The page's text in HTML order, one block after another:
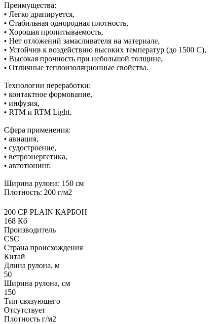
Преимущества:
• Легко драпируется,
• Стабильная однородная плотность,
• Хорошая пропитываемость,
• Нет отложений замасливателя на материале,
• Устойчив к воздействию высоких температур (до 1500 С),
• Высокая прочность при небольшой толщине,
• Отличные теплоизоляционные свойства.
Технологии переработки:
• контактное формование,
• инфузия,
• RTM и RTM Light.
Сфера применения:
• авиация,
• судостроение,
• ветроэнергетика,
• автотюнинг.
Ширина рулона: 150 см
Плотность: 200 г/м2
200 СР PLAIN КАРБОН
168 Кб
Производитель
CSC
Страна происхождения
Китай
Длина рулона, м
50
Ширина рулона, см
150
Тип связующего
Отсутствует
Плотность г/м2